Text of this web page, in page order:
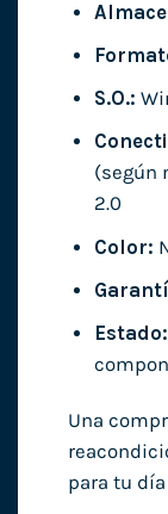
S.O.:
(según
2.0
Color:
Estado:
Una
para tu